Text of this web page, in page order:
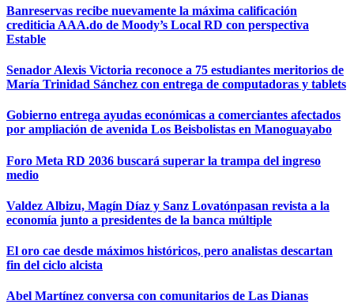
Banreservas recibe nuevamente la máxima calificación
crediticia AAA.do de Moody’s Local RD con perspectiva
Estable
Senador Alexis Victoria reconoce a 75 estudiantes meritorios de
María Trinidad Sánchez con entrega de computadoras y tablets
Gobierno entrega ayudas económicas a comerciantes afectados
por ampliación de avenida Los Beisbolistas en Manoguayabo
Foro Meta RD 2036 buscará superar la trampa del ingreso
medio
Valdez Albizu, Magín Díaz y Sanz Lovatónpasan revista a la
economía junto a presidentes de la banca múltiple
El oro cae desde máximos históricos, pero analistas descartan
fin del ciclo alcista
Abel Martínez conversa con comunitarios de Las Dianas